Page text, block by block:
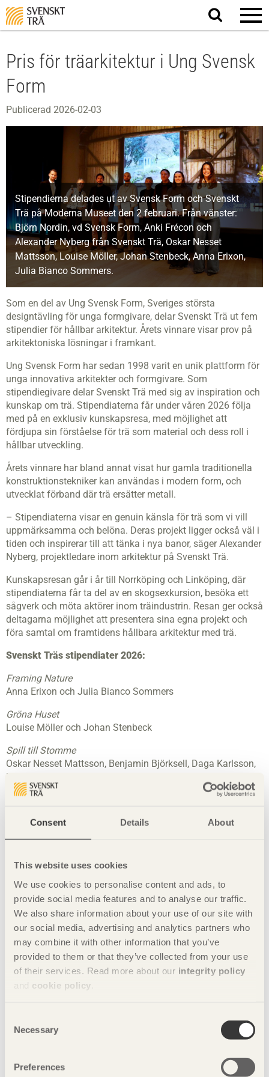
Consent Details About
This website uses cookies
We use cookies to personalise content and ads, to
provide social media features and to analyse our traffic.
We also share information about your use of our site with
our social media, advertising and analytics partners who
may combine it with other information that you’ve
provided to them or that they’ve collected from your use
of their services. Read more about our integrity policy
and cookie policy
Selection
Necessary
Preferences
Sök
på
Pris för träarkitektur i Ung Svensk
Form
Publicerad 2026-02-03
Stipendierna delades ut av Svensk Form och Svenskt
Trä på Moderna Museet den 2 februari. Från vänster:
Björn Nordin, vd Svensk Form, Anki Frécon och
Alexander Nyberg från Svenskt Trä, Oskar Nesset
Mattsson, Louise Möller, Johan Stenbeck, Anna Erixon,
Julia Bianco Sommers.
Som en del av Ung Svensk Form, Sveriges största
designtävling för unga formgivare, delar Svenskt Trä ut fem
stipendier för hållbar arkitektur. Årets vinnare visar prov på
arkitektoniska lösningar i framkant.
Ung Svensk Form har sedan 1998 varit en unik plattform för
unga innovativa arkitekter och formgivare. Som
stipendiegivare delar Svenskt Trä med sig av inspiration och
kunskap om trä. Stipendiaterna får under våren 2026 följa
med på en exklusiv kunskapsresa, med möjlighet att
fördjupa sin förståelse för trä som material och dess roll i
hållbar utveckling.
Årets vinnare har bland annat visat hur gamla traditionella
konstruktionstekniker kan användas i modern form, och
utvecklat förband där trä ersätter metall.
– Stipendiaterna visar en genuin känsla för trä som vi vill
uppmärksamma och belöna. Deras projekt ligger också väl i
tiden och inspirerar till att tänka i nya banor, säger Alexander
Nyberg, projektledare inom arkitektur på Svenskt Trä.
Kunskapsresan går i år till Norrköping och Linköping, där
stipendiaterna får ta del av en skogsexkursion, besöka ett
sågverk och möta aktörer inom träindustrin. Resan ger också
deltagarna möjlighet att presentera sina egna projekt och
föra samtal om framtidens hållbara arkitektur med trä.
Svenskt Träs stipendiater 2026:
Framing Nature
Anna Erixon och Julia Bianco Sommers
Gröna Huset
Louise Möller och Johan Stenbeck
Spill till Stomme
Oskar Nesset Mattsson, Benjamin Björksell, Daga Karlsson,
Hanna Bergqvist och Helge Berntsson
Islandsberg – The site of a lighthouse
Nyckelord
arkitektur trä hållbarhet
stipendium innovation
ung svensk form träbyggande
Stipendierna delades ut
av Svensk Form och
Svenskt Trä på Moderna
Museet den 2 februari.
Från vänster: Björn
Anki Frécon och
Nesset Mattsson, Louise